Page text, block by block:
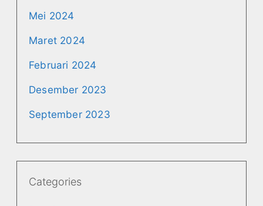
Mei 2024
Maret 2024
Februari 2024
Desember 2023
September 2023
Categories